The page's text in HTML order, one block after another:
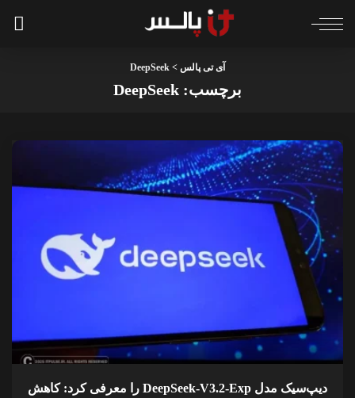
آی تی پالس >
DeepSeek
برچسب: DeepSeek
دیپ‌سیک مدل DeepSeek-V3.2-Exp را معرفی کرد: کاهش